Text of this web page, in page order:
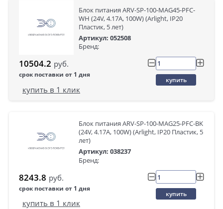
Блок питания ARV-SP-100-MAG45-PFC-
WH (24V, 4.17A, 100W) (Arlight, IP20
Пластик, 5 лет)
Артикул: 052508
Бренд:
10504.2 руб.
срок поставки от 1 дня
купить
купить в 1 клик
Блок питания ARV-SP-100-MAG25-PFC-BK
(24V, 4.17A, 100W) (Arlight, IP20 Пластик, 5
лет)
Артикул: 038237
Бренд:
8243.8 руб.
срок поставки от 1 дня
купить
купить в 1 клик